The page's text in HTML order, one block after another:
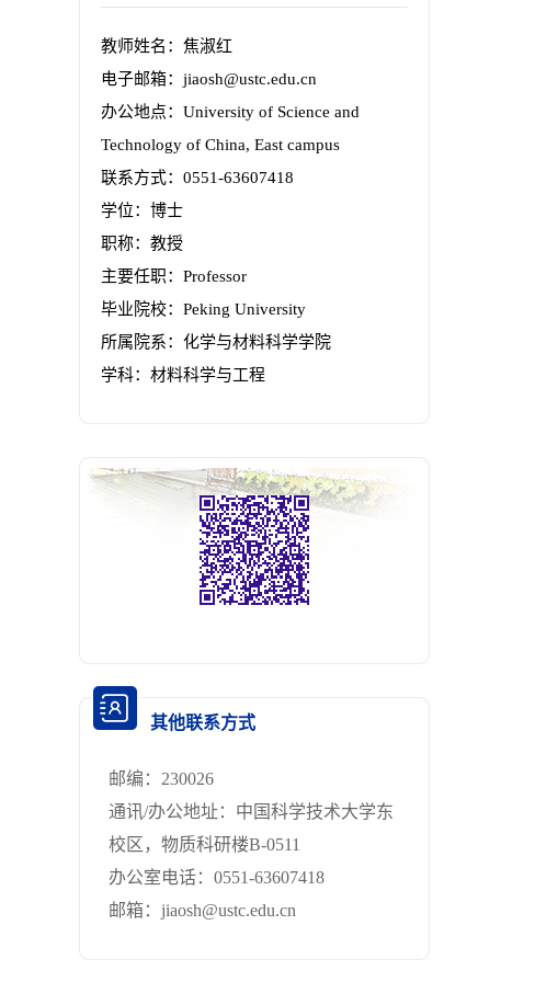
教师姓名：焦淑红
电子邮箱： jiaosh@ustc.edu.cn
办公地点：University of Science and
Technology of China, East campus
联系方式：0551-63607418
学位：博士
职称：教授
主要任职：Professor
毕业院校：Peking University
所属院系：化学与材料科学学院
学科：材料科学与工程
其他联系方式
邮编： 230026
通讯/办公地址： 中国科学技术大学东
校区，物质科研楼B-0511
办公室电话： 0551-63607418
邮箱： jiaosh@ustc.edu.cn